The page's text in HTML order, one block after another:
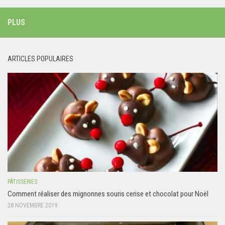
PLUS
ARTICLES POPULAIRES
PÂTISSERIES
Comment réaliser des mignonnes souris cerise et chocolat pour Noël
28 NOVEMBRE 2019